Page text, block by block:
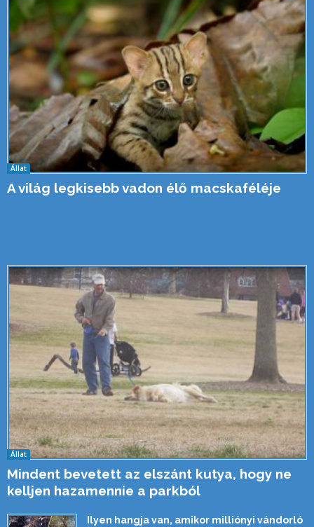
Állat
A világ legkisebb vadon élő macskaféléje
Állat
Mindent bevetett az elszánt kutya, hogy ne
kelljen hazamennie a parkból
Ilyen hangja van, amikor milliónyi vándorló